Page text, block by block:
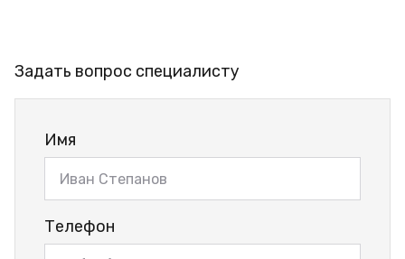
Задать вопрос специалисту
Имя
Телефон